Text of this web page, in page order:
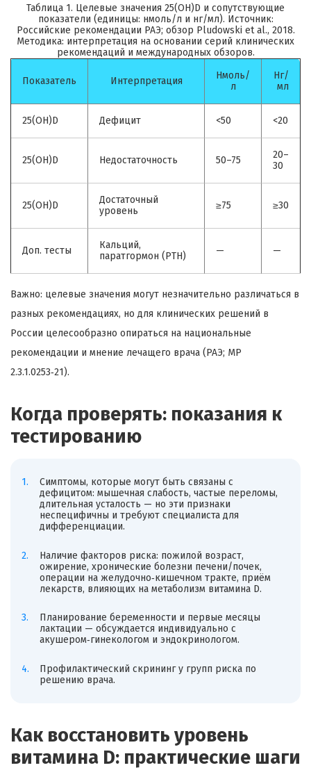
Таблица 1. Целевые значения 25(OH)D и сопутствующие
показатели (единицы: нмоль/л и нг/мл). Источник:
Российские рекомендации РАЭ; обзор Pludowski et al., 2018.
Методика: интерпретация на основании серий клинических
рекомендаций и международных обзоров.
Показатель Интерпретация
Нмоль/
л
Нг/
мл
25(OH)D Дефицит <50 <20
25(OH)D Недостаточность 50–75
20–
30
25(OH)D
Достаточный
уровень
≥75 ≥30
Доп. тесты
Кальций,
паратгормон (PTH)
— —
Важно: целевые значения могут незначительно различаться в
разных рекомендациях, но для клинических решений в
России целесообразно опираться на национальные
рекомендации и мнение лечащего врача (РАЭ; МР
2.3.1.0253‑21).
Когда проверять: показания к
тестированию
Симптомы, которые могут быть связаны с
дефицитом: мышечная слабость, частые переломы,
длительная усталость — но эти признаки
неспецифичны и требуют специалиста для
дифференциации.
Наличие факторов риска: пожилой возраст,
ожирение, хронические болезни печени/почек,
операции на желудочно‑кишечном тракте, приём
лекарств, влияющих на метаболизм витамина D.
Планирование беременности и первые месяцы
лактации — обсуждается индивидуально с
акушером‑гинекологом и эндокринологом.
Профилактический скрининг у групп риска по
решению врача.
Как восстановить уровень
витамина D: практические шаги